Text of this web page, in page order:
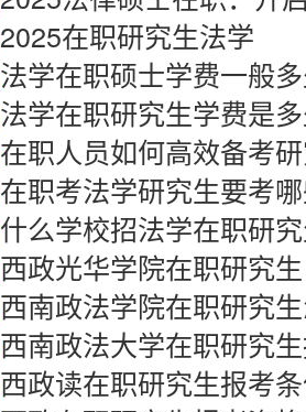
2025在职研究生法学
法学在职硕士学费一般
法学在职研究生学费是
在职人员如何高效备考
在职考法学研究生要考
什么学校招法学在职研
西政光华学院在职研究生
西南政法学院在职研究
西南政法大学在职研究
西政读在职研究生报考